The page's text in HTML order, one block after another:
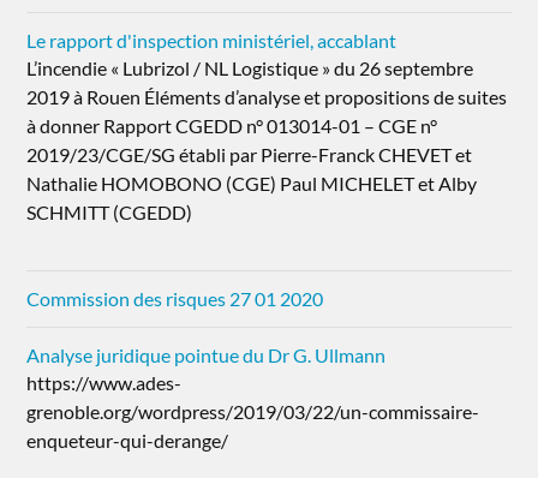
Le rapport d'inspection ministériel, accablant
L’incendie « Lubrizol / NL Logistique » du 26 septembre
2019 à Rouen Éléments d’analyse et propositions de suites
à donner Rapport CGEDD n° 013014-01 – CGE n°
2019/23/CGE/SG établi par Pierre-Franck CHEVET et
Nathalie HOMOBONO (CGE) Paul MICHELET et Alby
SCHMITT (CGEDD)
Commission des risques 27 01 2020
Analyse juridique pointue du Dr G. Ullmann
https://www.ades-
grenoble.org/wordpress/2019/03/22/un-commissaire-
enqueteur-qui-derange/